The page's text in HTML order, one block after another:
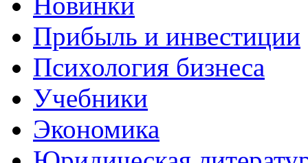
Прибыль и инвестиции
Психология бизнеса
Учебники
Экономика